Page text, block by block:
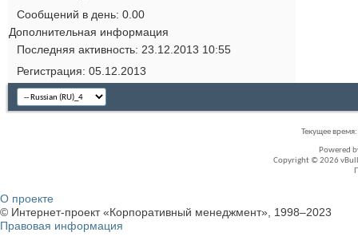
Сообщений в день 0.00
Дополнительная информация
Последняя активность 23.12.2013 10:55
Регистрация 05.12.2013
Текущее время:
Powered
Copyright © 2026
О проекте
© Интернет-проект «Корпоративный менеджмент», 1998–2023
Правовая информация